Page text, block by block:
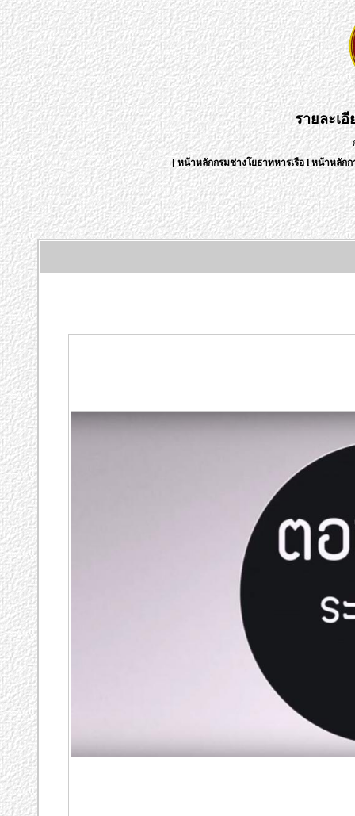
รายละเ
[หน้าหลักกรมช่างโยธาทหารเรือlหน้าหลักก